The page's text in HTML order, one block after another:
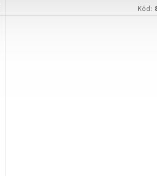
Kód: